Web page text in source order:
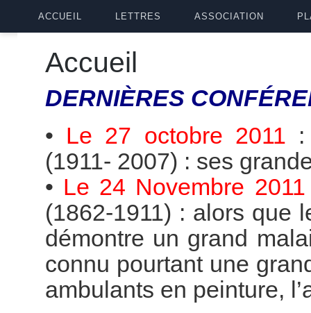
ACCUEIL LETTRES ASSOCIATION
Accueil
DERNIÈRES
• Le 27 octobre 2011
(1911- 2007) : ses
• Le 24 Novembre 2011
(1862-1911) : alors que
démontre un grand
connu pourtant une
ambulants en peinture,